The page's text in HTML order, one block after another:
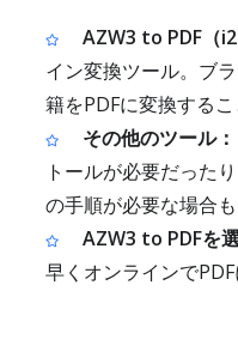
AZW3 to PDF（
イン変換ツール。ブ
籍をPDFに変換する
その他のツール：
トールが必要だった
の手順が必要な場合
AZW3 to PDFを
早くオンラインで